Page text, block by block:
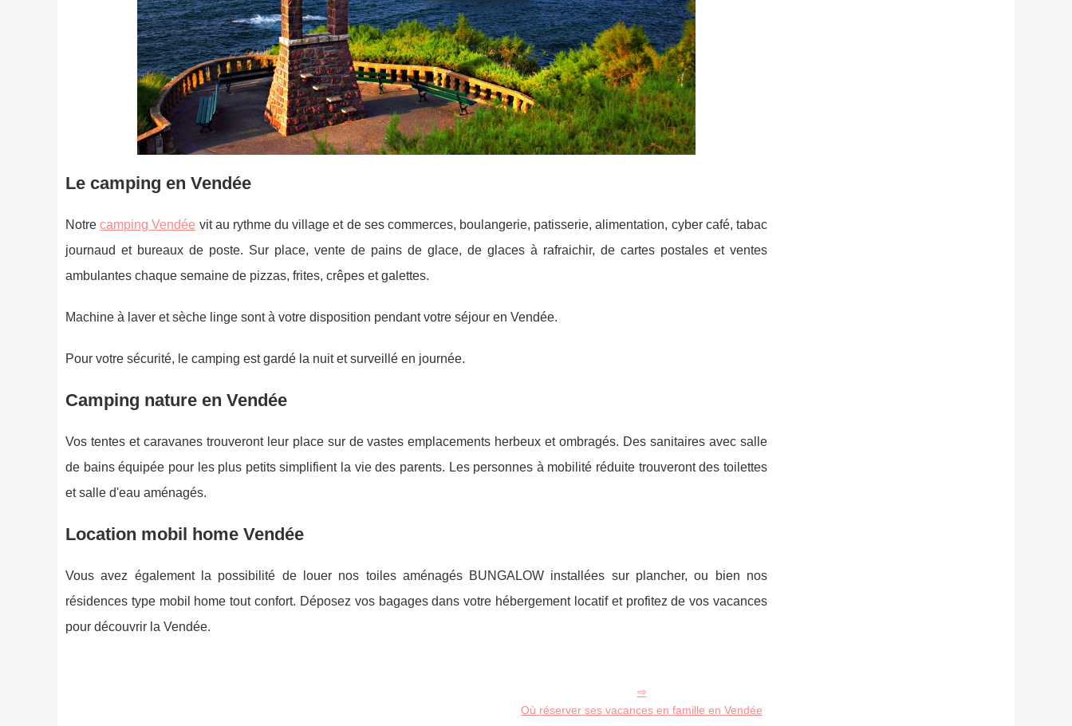
Le camping en Vendée
Notrecamping Vendée vit au rythme du village et de ses commerces, boulangerie, patisserie, alimentation, cyber café, tabac
journaud et bureaux de poste. Sur place, vente de pains de glace, de glaces à rafraichir, de cartes postales et ventes
ambulantes chaque semaine de pizzas, frites, crêpes et galettes.
Machine à laver et sèche linge sont à votre disposition pendant votre séjour en Vendée.
Pour votre sécurité, le camping est gardé la nuit et surveillé en journée.
Camping nature en Vendée
Vos tentes et caravanes trouveront leur place sur de vastes emplacements herbeux et ombragés. Des sanitaires avec salle
de bains équipée pour les plus petits simplifient la vie des parents. Les personnes à mobilité réduite trouveront des toilettes
et salle d'eau aménagés.
Location mobil home Vendée
Vous avez également la possibilité de louer nos toiles aménagés BUNGALOW installées sur plancher, ou bien nos
résidences type mobil home tout confort. Déposez vos bagages dans votre hébergement locatif et profitez de vos vacances
pour découvrir la Vendée.
Où réserver ses vacances en famille en Vendée